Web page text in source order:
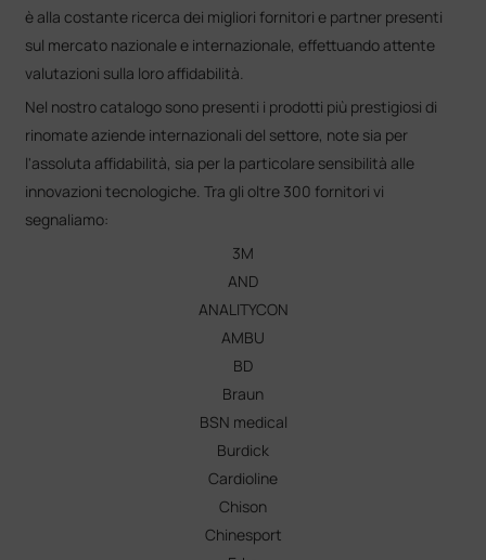
è alla costante ricerca dei migliori fornitori e partner presenti
sul mercato nazionale e internazionale, effettuando attente
valutazioni sulla loro affidabilità.
Nel nostro catalogo sono presenti i prodotti più prestigiosi di
rinomate aziende internazionali del settore, note sia per
l'assoluta affidabilità, sia per la particolare sensibilità alle
innovazioni tecnologiche. Tra gli oltre 300 fornitori vi
segnaliamo:
3M
AND
ANALITYCON
AMBU
BD
Braun
BSN medical
Burdick
Cardioline
Chison
Chinesport